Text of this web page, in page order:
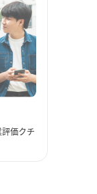
価クチ